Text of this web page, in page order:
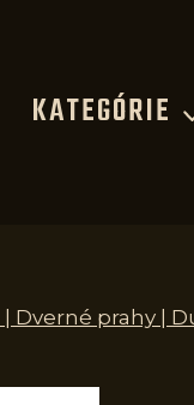
KATEGÓRIE
Dverné prahy |